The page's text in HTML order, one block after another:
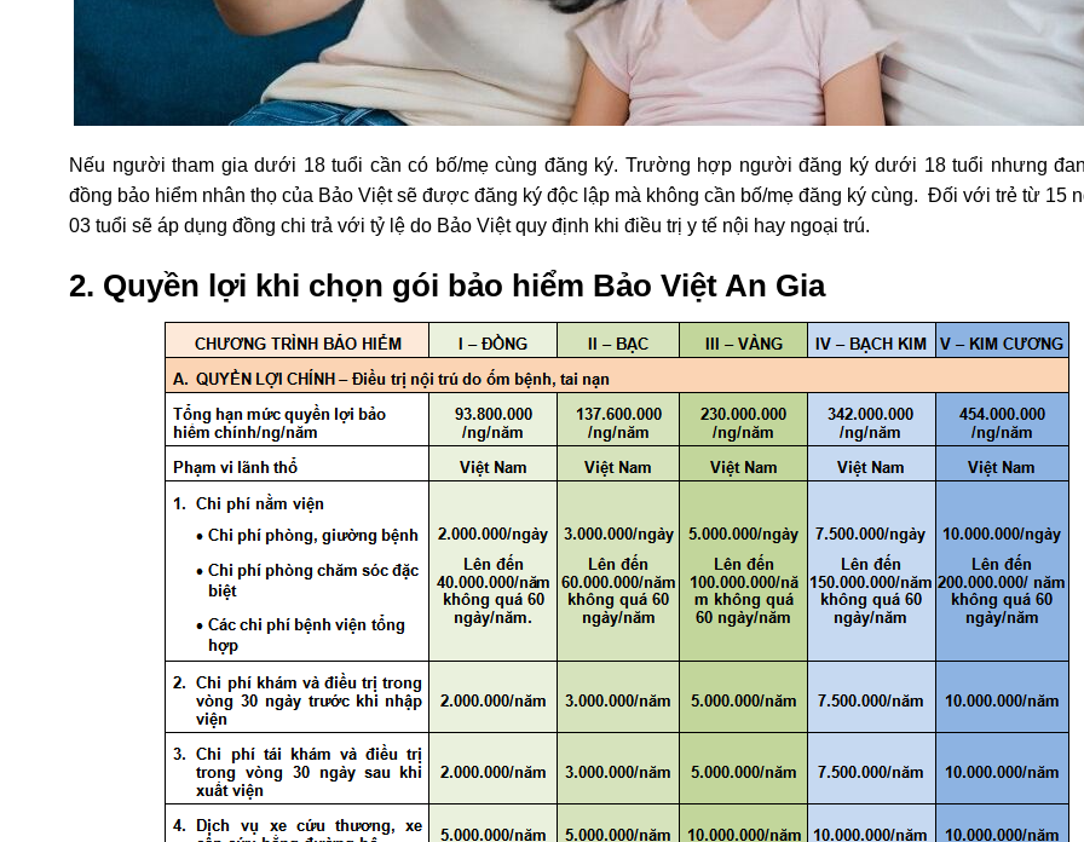
Nếu người tham gia dưới 18 tuổi cần có bố/mẹ cùng đăng ký. Trường hợp người đăng ký dưới 18 tuổi nhưng
đồng bảo hiểm nhân thọ của Bảo Việt sẽ được đăng ký độc lập mà không cần bố/mẹ đăng ký cùng. Đối với trẻ từ 15
03 tuổi sẽ áp dụng đồng chi trả với tỷ lệ do Bảo Việt quy định khi điều trị y tế nội hay ngoại trú.
2. Quyền lợi khi chọn gói bảo hiểm Bảo Việt An Gia